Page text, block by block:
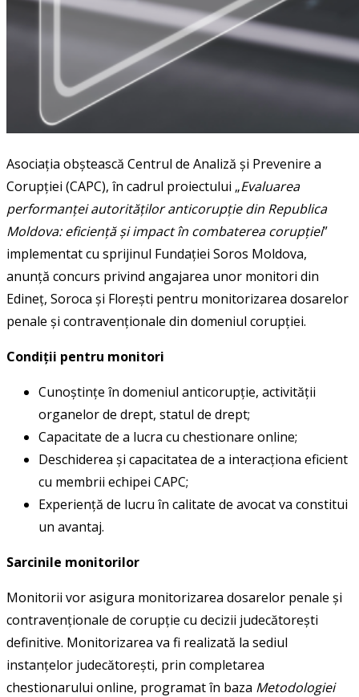
Asociația obștească Centrul de Analiză și Prevenire a
Corupției (CAPC), în cadrul proiectului „Evaluarea
performanței autorităților anticorupție din Republica
Moldova: eficiență și impact în combaterea corupției”
implementat cu sprijinul Fundației Soros Moldova,
anunță concurs privind angajarea unor monitori din
Edineț, Soroca și Florești pentru monitorizarea dosarelor
penale și contravenționale din domeniul corupției.
Condiții pentru monitori
Cunoștințe în domeniul anticorupție, activității
organelor de drept, statul de drept;
Capacitate de a lucra cu chestionare online;
Deschiderea și capacitatea de a interacționa eficient
cu membrii echipei CAPC;
Experiență de lucru în calitate de avocat va constitui
un avantaj.
Sarcinile monitorilor
Monitorii vor asigura monitorizarea dosarelor penale și
contravenționale de corupție cu decizii judecătorești
definitive. Monitorizarea va fi realizată la sediul
instanțelor judecătorești, prin completarea
chestionarului online, programat în baza Metodologiei